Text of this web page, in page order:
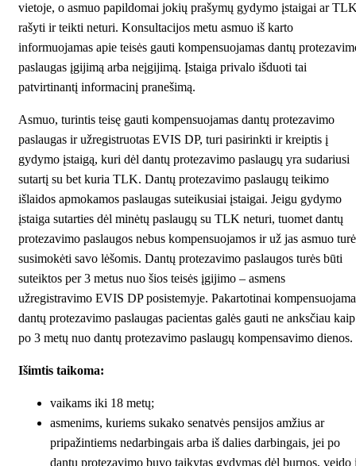
vietoje, o asmuo papildomai jokių prašymų gydymo įstaigai ar
rašyti ir teikti neturi. Konsultacijos metu asmuo iš karto
informuojamas apie teisės gauti kompensuojamas dantų
paslaugas įgijimą arba neįgijimą. Įstaiga privalo išduoti tai
patvirtinantį informacinį pranešimą.
Asmuo, turintis teisę gauti kompensuojamas dantų protezavimo
paslaugas ir užregistruotas EVIS DP, turi pasirinkti ir kreiptis į
gydymo įstaigą, kuri dėl dantų protezavimo paslaugų yra sudariusi
sutartį su bet kuria TLK. Dantų protezavimo paslaugų teikimo
išlaidos apmokamos paslaugas suteikusiai įstaigai. Jeigu gydymo
įstaiga sutarties dėl minėtų paslaugų su TLK neturi, tuomet dantų
protezavimo paslaugos nebus kompensuojamos ir už jas asmuo
susimokėti savo lėšomis. Dantų protezavimo paslaugos turės būti
suteiktos per 3 metus nuo šios teisės įgijimo – asmens
užregistravimo EVIS DP posistemyje. Pakartotinai
dantų protezavimo paslaugas pacientas galės gauti ne anksčiau kaip
po 3 metų nuo dantų protezavimo paslaugų kompensavimo dienos.
Išimtis taikoma:
vaikams iki 18 metų;
asmenims, kuriems sukako senatvės pensijos amžius ar
pripažintiems nedarbingais arba iš dalies darbingais, jei po
dantų protezavimo buvo taikytas gydymas dėl burnos, veido